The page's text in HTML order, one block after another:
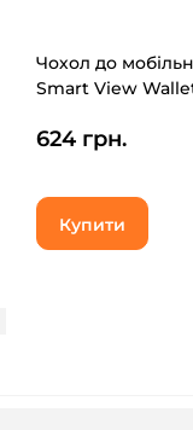
Чохол до
Smart View
624 грн.
Купити